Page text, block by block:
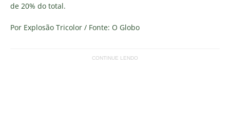
de 20% do total.
Por Explosão Tricolor / Fonte: O Globo
CONTINUE LENDO